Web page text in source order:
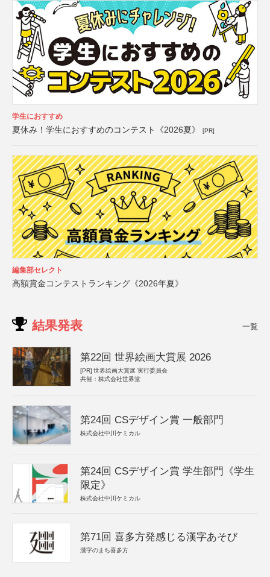
学生におすすめ
夏休み！学生におすすめのコンテスト《2026夏》 [PR]
編集部セレクト
高額賞金コンテストランキング《2026年夏》
結果発表 一覧
第22回 世界絵画大賞展 2026
[PR] 世界絵画大賞展 実行委員会
共催：株式会社世界堂
第24回 CSデザイン賞 一般部門
株式会社中川ケミカル
第24回 CSデザイン賞 学生部門《学生
限定》
株式会社中川ケミカル
第71回 喜多方発感じる漢字あそび
漢字のまち喜多方